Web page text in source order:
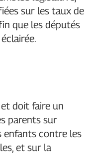
sur les taux de
que les députés
doit faire un
parents sur
enfants contre les
et sur la